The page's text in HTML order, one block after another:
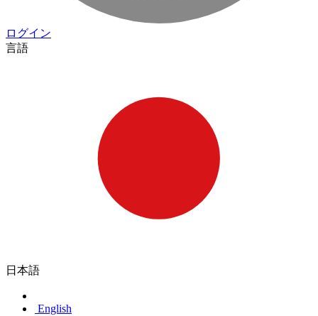
ログイン
言語
日本語
English